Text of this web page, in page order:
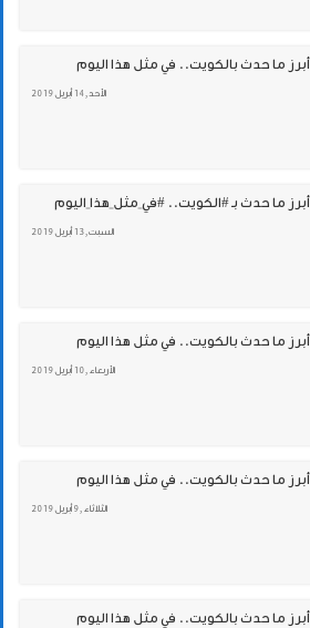
أبرز ما حدث بالكويت.. في مثل هذا اليوم
الأحد , 14 أبريل 2019
أبرز ما حدث بـ #الكويت.. #في_مثل_هذا_اليوم
السبت , 13 أبريل 2019
أبرز ما حدث بالكويت.. في مثل هذا اليوم
الأربعاء , 10 أبريل 2019
أبرز ما حدث بالكويت.. في مثل هذا اليوم
الثلاثاء , 9 أبريل 2019
أبرز ما حدث بالكويت.. في مثل هذا اليوم